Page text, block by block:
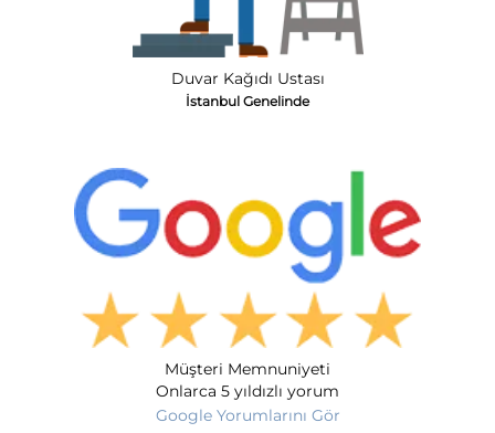
Duvar Kağıdı Ustası
İstanbul Genelinde
Müşteri Memnuniyeti
Onlarca 5 yıldızlı yorum
Google Yorumlarını Gör